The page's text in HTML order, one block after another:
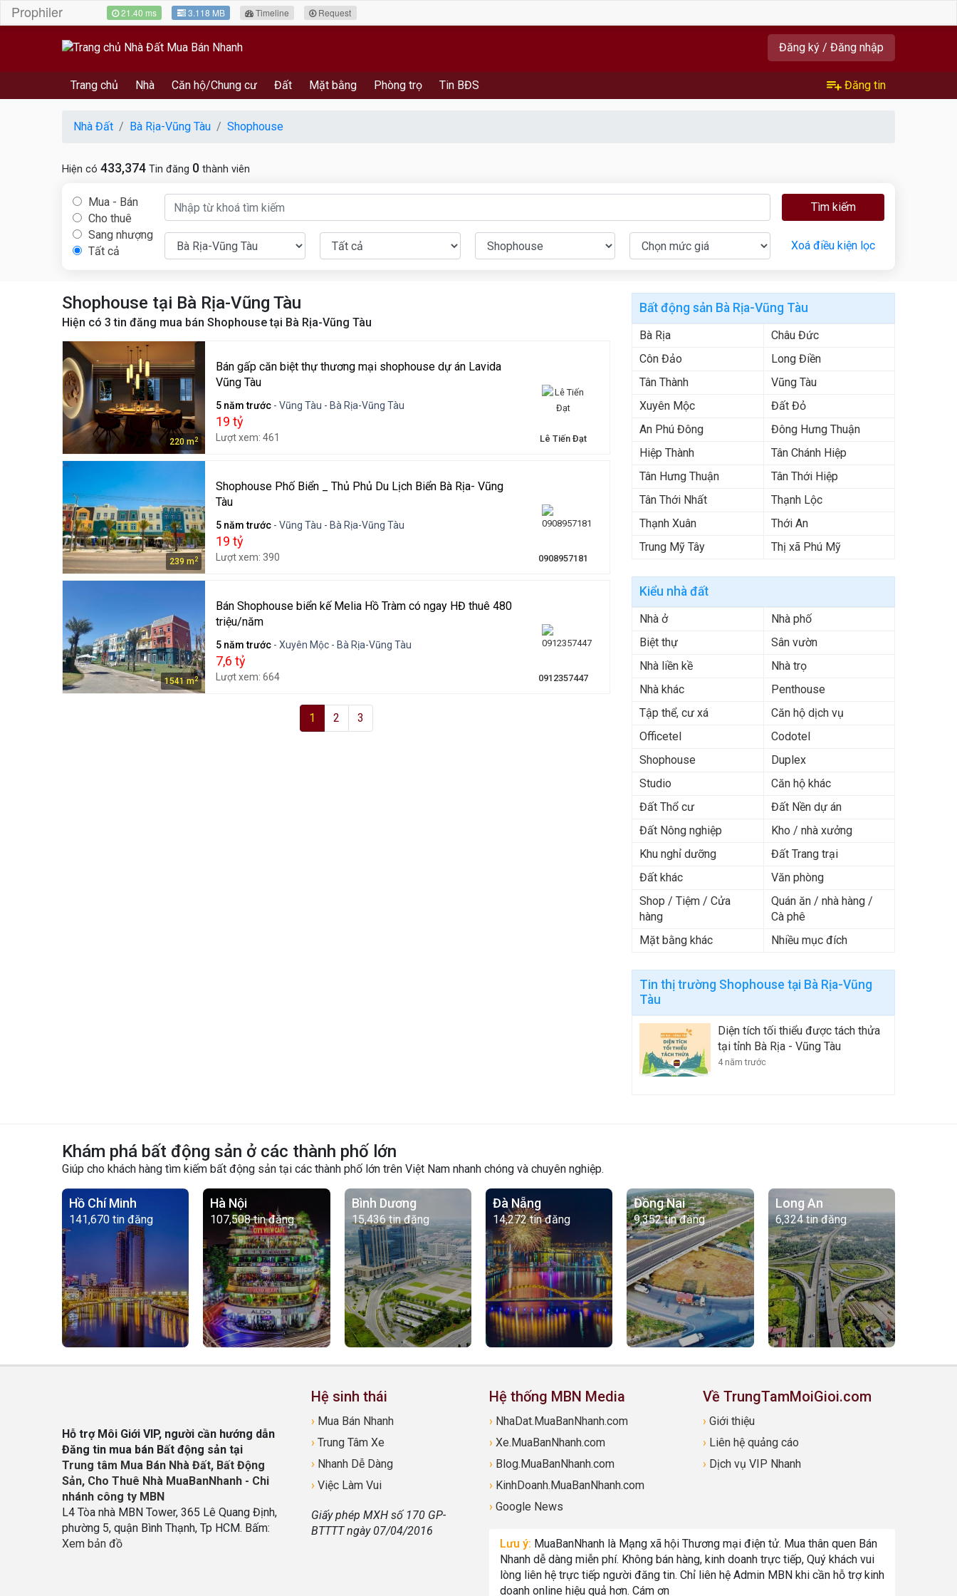
Đăng ký / Đăng nhập
Trang chủ Nhà Căn hộ/Chung cư Đất Mặt bằng Phòng trọ Tin BĐS Đăng tin
Nhà Đất Bà Rịa-Vũng Tàu Shophouse
Hiện có 433,374 Tin đăng 0 thành viên
Mua - Bán
Cho thuê
Sang nhượng
Tất cả
Tìm kiếm
Xoá điều kiện lọc
Shophouse tại Bà Rịa-Vũng Tàu
Hiện có 3 tin đăng mua bán Shophouse tại Bà Rịa-Vũng Tàu
220 m2
Bán gấp căn biệt thự thương mại shophouse dự án Lavida
Vũng Tàu
5 năm trước - Vũng Tàu - Bà Rịa-Vũng Tàu
19 tỷ
Lượt xem: 461 Lê Tiến Đạt
239 m2
Shophouse Phố Biển _ Thủ Phủ Du Lịch Biển Bà Rịa- Vũng
Tàu
5 năm trước - Vũng Tàu - Bà Rịa-Vũng Tàu
19 tỷ
Lượt xem: 390 0908957181
1541 m2
Bán Shophouse biển kế Melia Hồ Tràm có ngay HĐ thuê 480
triệu/năm
5 năm trước - Xuyên Mộc - Bà Rịa-Vũng Tàu
7,6 tỷ
Lượt xem: 664 0912357447
1 2 3
Bất động sản Bà Rịa-Vũng Tàu
Bà Rịa
Châu Đức
Côn Đảo
Long Điền
Tân Thành
Vũng Tàu
Xuyên Mộc
Đất Đỏ
An Phú Đông
Đông Hưng Thuận
Hiệp Thành
Tân Chánh Hiệp
Tân Hưng Thuận
Tân Thới Hiệp
Tân Thới Nhất
Thạnh Lộc
Thạnh Xuân
Thới An
Trung Mỹ Tây
Thị xã Phú Mỹ
Kiểu nhà đất
Nhà ở
Nhà phố
Biệt thự
Sân vườn
Nhà liền kề
Nhà trọ
Nhà khác
Penthouse
Tập thể, cư xá
Căn hộ dịch vụ
Officetel
Codotel
Shophouse
Duplex
Studio
Căn hộ khác
Đất Thổ cư
Đất Nền dự án
Đất Nông nghiệp
Kho / nhà xưởng
Khu nghỉ dưỡng
Đất Trang trại
Đất khác
Văn phòng
Shop / Tiệm / Cửa
hàng
Quán ăn / nhà hàng /
Cà phê
Mặt bằng khác
Nhiều mục đích
Tin thị trường Shophouse tại Bà Rịa-Vũng
Tàu
Diện tích tối thiểu được tách thửa
tại tỉnh Bà Rịa - Vũng Tàu
4 năm trước
Khám phá bất động sản ở các thành phố lớn
Giúp cho khách hàng tìm kiếm bất động sản tại các thành phố lớn trên Việt Nam nhanh chóng và chuyên nghiệp.
Hồ Chí Minh
141,670 tin đăng
Hà Nội
107,508 tin đăng
Bình Dương
15,436 tin đăng
Đà Nẵng
14,272 tin đăng
Đồng Nai
9,352 tin đăng
Long An
6,324 tin đăng
Hỗ trợ Môi Giới VIP, người cần hướng dẫn
Đăng tin mua bán Bất động sản tại
Trung tâm Mua Bán Nhà Đất, Bất Động
Sản, Cho Thuê Nhà MuaBanNhanh - Chi
nhánh công ty MBN
L4 Tòa nhà MBN Tower, 365 Lê Quang Định,
phường 5, quận Bình Thạnh, Tp HCM. Bấm:
Xem bản đồ
Hệ sinh thái
› Mua Bán Nhanh
› Trung Tâm Xe
› Nhanh Dễ Dàng
› Việc Làm Vui
Giấy phép MXH số 170 GP-
BTTTT ngày 07/04/2016
Hệ thống MBN Media
› NhaDat.MuaBanNhanh.com
› Xe.MuaBanNhanh.com
› Blog.MuaBanNhanh.com
› KinhDoanh.MuaBanNhanh.com
› Google News
Về TrungTamMoiGioi.com
› Giới thiệu
› Liên hệ quảng cáo
› Dịch vụ VIP Nhanh
Lưu ý: MuaBanNhanh là Mạng xã hội Thương mại điện tử. Mua thân quen Bán
Nhanh dễ dàng miễn phí. Không bán hàng, kinh doanh trực tiếp, Quý khách vui
lòng liên hệ trực tiếp người đăng tin. Chỉ liên hệ Admin MBN khi cần hỗ trợ kinh
doanh online hiệu quả hơn. Cám ơn
Prophiler 21.40 ms 3.118 MB Timeline Request